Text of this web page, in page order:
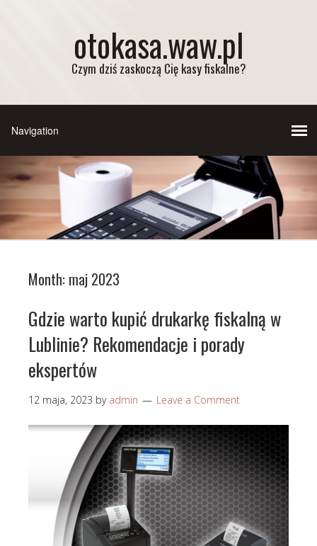
otokasa.waw.pl
Czym dziś zaskoczą Cię kasy fiskalne?
Month: maj 2023
Gdzie warto kupić drukarkę fiskalną w
Lublinie? Rekomendacje i porady
ekspertów
12 maja, 2023 by admin Leave a Comment